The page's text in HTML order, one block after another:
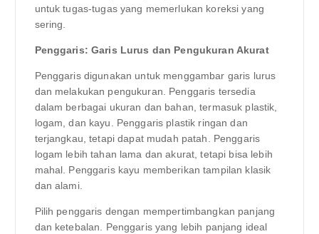
untuk tugas-tugas yang memerlukan koreksi yang
sering.
Penggaris: Garis Lurus dan Pengukuran Akurat
Penggaris digunakan untuk menggambar garis lurus
dan melakukan pengukuran. Penggaris tersedia
dalam berbagai ukuran dan bahan, termasuk plastik,
logam, dan kayu. Penggaris plastik ringan dan
terjangkau, tetapi dapat mudah patah. Penggaris
logam lebih tahan lama dan akurat, tetapi bisa lebih
mahal. Penggaris kayu memberikan tampilan klasik
dan alami.
Pilih penggaris dengan mempertimbangkan panjang
dan ketebalan. Penggaris yang lebih panjang ideal